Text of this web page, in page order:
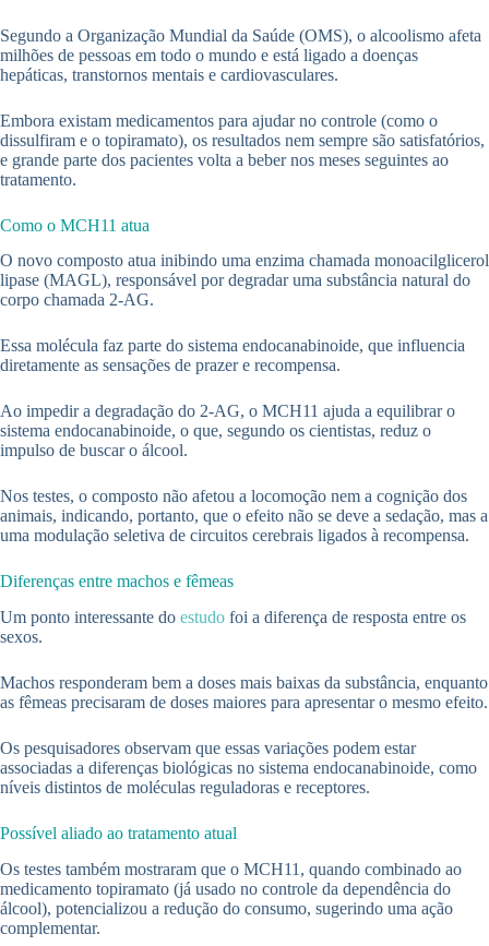
Segundo a Organização Mundial da Saúde (OMS), o alcoolismo afeta
milhões de pessoas em todo o mundo e está ligado a doenças
hepáticas, transtornos mentais e cardiovasculares.
Embora existam medicamentos para ajudar no controle (como o
dissulfiram e o topiramato), os resultados nem sempre são satisfatórios,
e grande parte dos pacientes volta a beber nos meses seguintes ao
tratamento.
Como o MCH11 atua
O novo composto atua inibindo uma enzima chamada monoacilglicerol
lipase (MAGL), responsável por degradar uma substância natural do
corpo chamada 2-AG.
Essa molécula faz parte do sistema endocanabinoide, que influencia
diretamente as sensações de prazer e recompensa.
Ao impedir a degradação do 2-AG, o MCH11 ajuda a equilibrar o
sistema endocanabinoide, o que, segundo os cientistas, reduz o
impulso de buscar o álcool.
Nos testes, o composto não afetou a locomoção nem a cognição dos
animais, indicando, portanto, que o efeito não se deve a sedação, mas a
uma modulação seletiva de circuitos cerebrais ligados à recompensa.
Diferenças entre machos e fêmeas
Um ponto interessante do estudo foi a diferença de resposta entre os
sexos.
Machos responderam bem a doses mais baixas da substância, enquanto
as fêmeas precisaram de doses maiores para apresentar o mesmo efeito.
Os pesquisadores observam que essas variações podem estar
associadas a diferenças biológicas no sistema endocanabinoide, como
níveis distintos de moléculas reguladoras e receptores.
Possível aliado ao tratamento atual
Os testes também mostraram que o MCH11, quando combinado ao
medicamento topiramato (já usado no controle da dependência do
álcool), potencializou a redução do consumo, sugerindo uma ação
complementar.